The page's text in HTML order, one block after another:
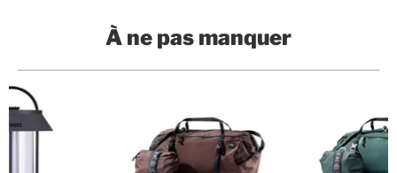
À ne pas manquer